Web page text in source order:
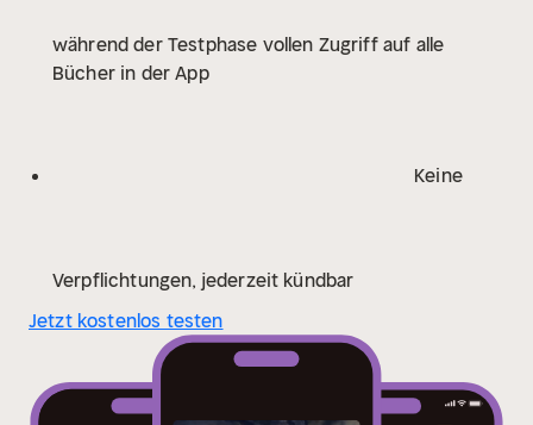
Gültigkeit verloren haben. Sie lernt den
skandalumwitterten Lord Byron kennen, dessen Keller
die Shelleys sich mit Mächten jenseits ihrer Welt
während der Testphase vollen Zugriff auf alle
Bücher in der App
Keine
Verpflichtungen, jederzeit kündbar
Jetzt kostenlos testen